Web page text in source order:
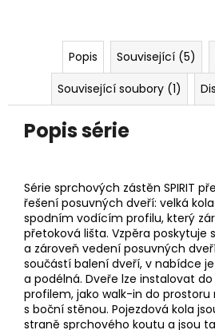
Popis Související (5)
Související soubory (1)
Popis série
Série sprchových zástěn SPIRIT
řešení posuvných dveří: velká
spodním vodícím profilu, který
přetoková lišta. Vzpěra poskytuje
a zároveň vedení posuvných
součástí balení dveří, v nabídce
a podélná. Dveře lze instalovat
profilem, jako walk-in do
s boční stěnou. Pojezdová kola
straně sprchového koutu a jsou